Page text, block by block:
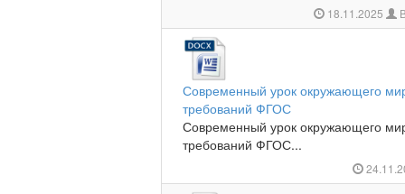
18.11.2025
Современный урок окружающего
требований ФГОС
Современный урок окружающего
требований ФГОС...